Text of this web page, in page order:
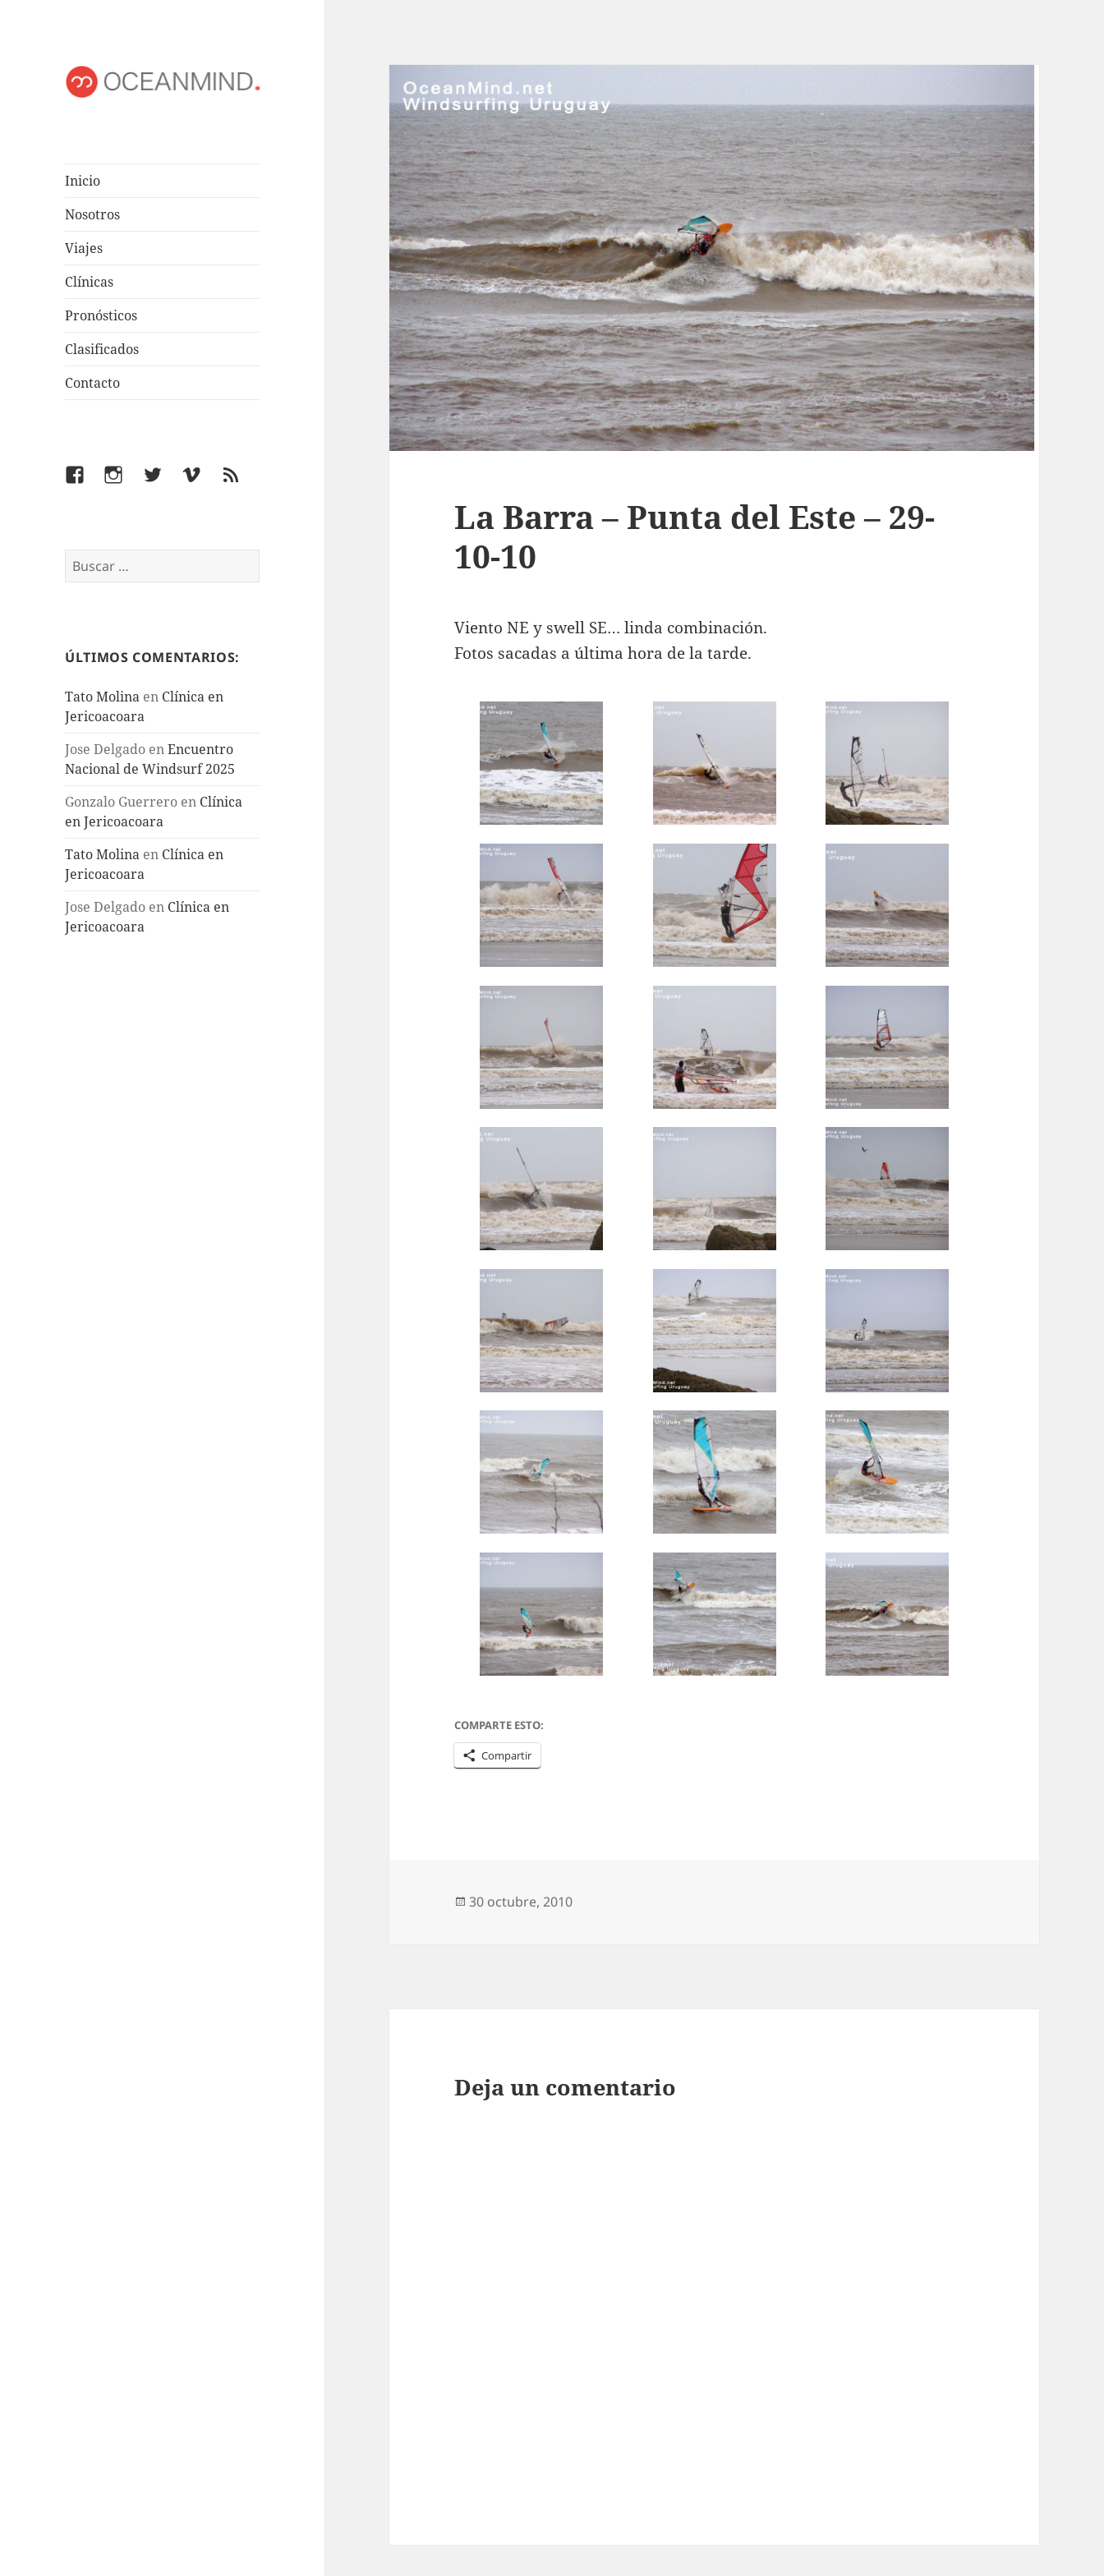
Inicio
Nosotros
Viajes
Clínicas
Pronósticos
Clasificados
Contacto
FacebookInstagramTwitterVimeoFeed
Buscar:
ÚLTIMOS COMENTARIOS:
Tato Molina en Clínica en
Jericoacoara
Jose Delgado enEncuentro
Nacional de Windsurf 2025
Gonzalo Guerrero en Clínica
en Jericoacoara
Tato Molina en Clínica en
Jericoacoara
Jose Delgado en Clínica en
Jericoacoara
La Barra – Punta del Este – 29-
10-10
Viento NE y swell SE… linda combinación.
Fotos sacadas a última hora de la tarde.
COMPARTE ESTO:
Compartir
Publicado
30 octubre, 2010
Deja un comentario